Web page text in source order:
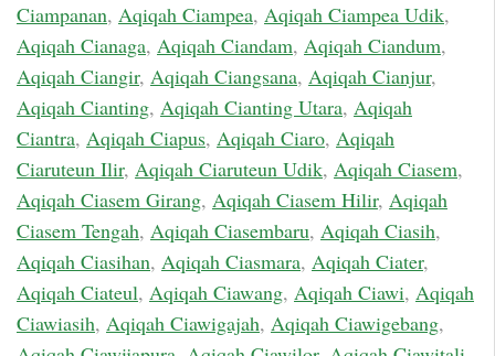
Ciampanan, Aqiqah Ciampea, Aqiqah Ciampea Udik,
Aqiqah Cianaga, Aqiqah Ciandam, Aqiqah Ciandum,
Aqiqah Ciangir, Aqiqah Ciangsana, Aqiqah Cianjur,
Aqiqah Cianting, Aqiqah Cianting Utara, Aqiqah
Ciantra, Aqiqah Ciapus, Aqiqah Ciaro, Aqiqah
Ciaruteun Ilir, Aqiqah Ciaruteun Udik, Aqiqah Ciasem,
Aqiqah Ciasem Girang, Aqiqah Ciasem Hilir, Aqiqah
Ciasem Tengah, Aqiqah Ciasembaru, Aqiqah Ciasih,
Aqiqah Ciasihan, Aqiqah Ciasmara, Aqiqah Ciater,
Aqiqah Ciateul, Aqiqah Ciawang, Aqiqah Ciawi, Aqiqah
Ciawiasih, Aqiqah Ciawigajah, Aqiqah Ciawigebang,